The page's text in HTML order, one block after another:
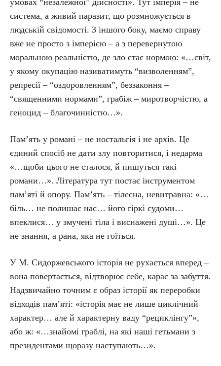
система, а живий паразит, що розмножується в
людській свідомості. З іншого боку, маємо справу
вже не просто з імперією – а з перевернутою
моральною реальністю, де зло стає нормою: «…світ,
у якому окупацію називатимуть “визволенням”,
репресії – “оздоровленням”, беззаконня –
“священними нормами”, грабіж – миротворчістю, а
геноцид – благочинністю…».
Пам’ять у романі – не ностальгія і не архів. Це
єдиний спосіб не дати злу повторитися, і недарма
«…щоби цього не сталося, й пишуться такі
романи…». Література тут постає інструментом
пам’яті й опору. Пам’ять – тілесна, невитравна: «…
біль… не полишає нас… його гіркі судоми…
впеклися… у змучені тіла і виснажені душі…». Це
не знання, а рана, яка не гоїться.
У М. Сидоржевського історія не рухається вперед –
вона повертається, відтворює себе, карає за забуття.
Надзвичайно точним є образ історії як переробки
відходів пам’яті: «історія має не лише циклічний
характер… але й характерну ваду “рециклінгу”»,
або ж: «…знайомі граблі, на які наші гетьмани з
президентами щоразу наступають…».